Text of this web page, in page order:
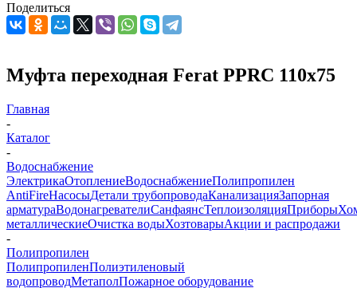
Поделиться
Муфта переходная Ferat PPRC 110х75
Главная
-
Каталог
-
Водоснабжение
ЭлектрикаОтоплениеВодоснабжениеПолипропилен
AntiFireНасосыДетали трубопроводаКанализацияЗапорная
арматураВодонагревателиСанфаянсТеплоизоляцияПриборы
металлическиеОчистка водыХозтоварыАкции и распродажи
-
Полипропилен
ПолипропиленПолиэтиленовый
водопроводМетаполПожарное оборудование